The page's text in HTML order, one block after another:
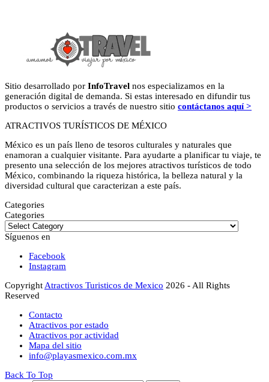
Sitio desarrollado por InfoTravel nos especializamos en la
generación digital de demanda. Si estas interesado en difundir tus
productos o servicios a través de nuestro sitio contáctanos aquí >
ATRACTIVOS TURÍSTICOS DE MÉXICO
México es un país lleno de tesoros culturales y naturales que
enamoran a cualquier visitante. Para ayudarte a planificar tu viaje, te
presento una selección de los mejores atractivos turísticos de todo
México, combinando la riqueza histórica, la belleza natural y la
diversidad cultural que caracterizan a este país.
Categories
Categories
Síguenos en
Facebook
Instagram
Copyright Atractivos Turisticos de Mexico 2026 - All Rights
Reserved
Contacto
Atractivos por estado
Atractivos por actividad
Mapa del sitio
info@playasmexico.com.mx
Back To Top